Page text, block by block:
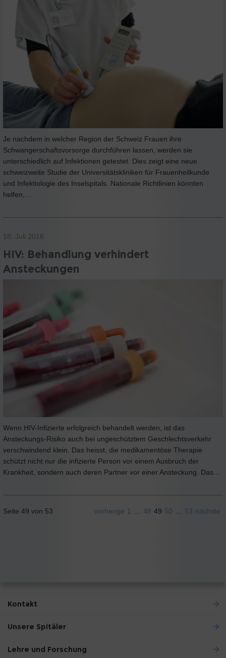
Je nachdem in welcher Region der Schweiz Frauen ihre
Schwangerschaftsvorsorge durchführen lassen, werden sie
unterschiedlich auf Infektionen getestet. Dies zeigt eine neue
schweizweite Studie der Universitätskliniken für Frauenheilkunde
und Infektiologie des Inselspitals. Nationale Richtlinien könnten
helfen,…
18. Juli 2016
HIV: Behandlung verhindert
Ansteckungen
Wenn HIV-Infizierte erfolgreich behandelt werden, ist das
Ansteckungs-Risiko auch bei ungeschütztem Geschlechtsverkehr
verschwindend klein. Das heisst, die medikamentöse Therapie
schützt nicht nur die infizierte Person vor einem Ausbruch der
Krankheit, sondern auch deren Partner vor einer Ansteckung. Das…
Seite 49 von 53 vorherige 1 48 49 50 53 nächste
Kontakt
Unsere Spitäler
Lehre und Forschung